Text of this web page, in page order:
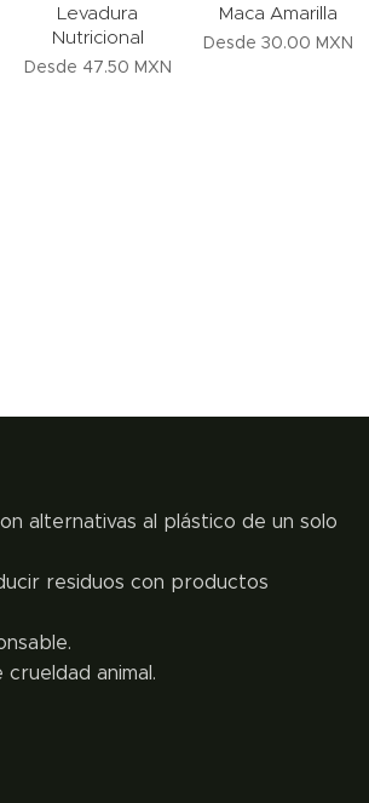
Levadura
Nutricional
Desde 47.50 MXN
Maca Amarilla
Desde30.00 MXN
alternativas al plástico de un solo
residuos con productos
animal.